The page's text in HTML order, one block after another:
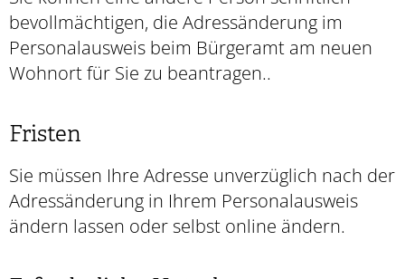
bevollmächtigen, die Adressänderung im
Personalausweis beim Bürgeramt am neuen
Wohnort für Sie zu beantragen..
Fristen
Sie müssen Ihre Adresse unverzüglich nach der
Adressänderung in Ihrem Personalausweis
ändern lassen oder selbst online ändern.